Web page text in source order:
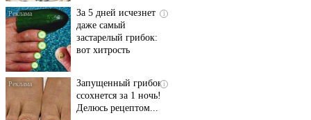
За 5 дней исчезнет
даже самый
застарелый грибок:
вот хитрость
Запущенный грибок
ссохнется за 1 ночь!
Делюсь рецептом...